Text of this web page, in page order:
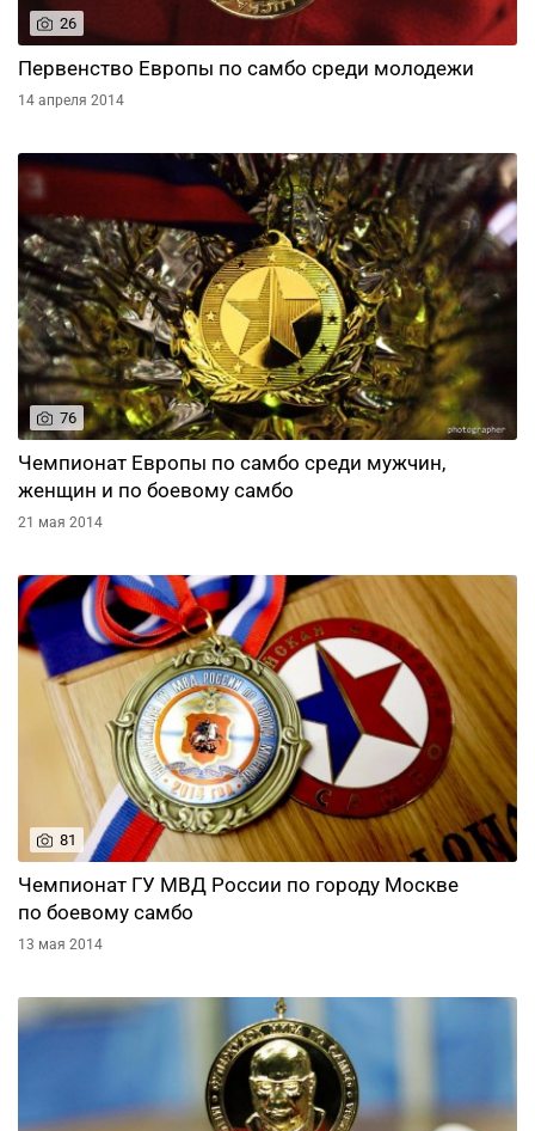
26
Первенство Европы по самбо среди молодежи
14 апреля 2014
76
Чемпионат Европы по самбо среди мужчин,
женщин и по боевому самбо
21 мая 2014
81
Чемпионат ГУ МВД России по городу Москве
по боевому самбо
13 мая 2014